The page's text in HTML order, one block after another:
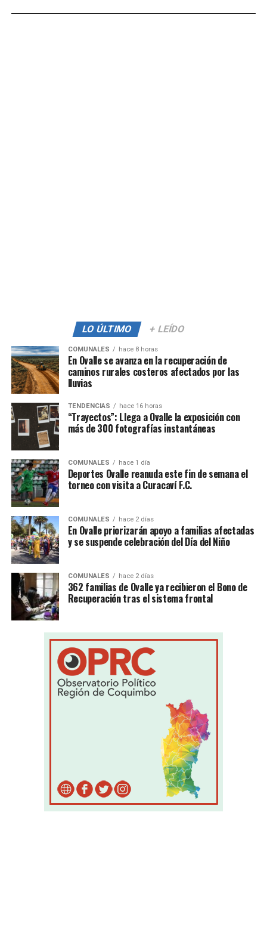
LO ÚLTIMO + LEÍDO
COMUNALES hace 8 horas
En Ovalle se avanza en la recuperación de
caminos rurales costeros afectados por las
lluvias
TENDENCIAS hace 16 horas
“Trayectos”: Llega a Ovalle la exposición con
más de 300 fotografías instantáneas
COMUNALES hace 1 día
Deportes Ovalle reanuda este fin de semana el
torneo con visita a Curacaví F.C.
COMUNALES hace 2 días
En Ovalle priorizarán apoyo a familias afectadas
y se suspende celebración del Día del Niño
COMUNALES hace 2 días
362 familias de Ovalle ya recibieron el Bono de
Recuperación tras el sistema frontal